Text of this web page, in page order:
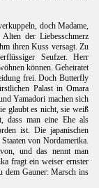
doch Madame,
der Liebesschmerz
ihren Kuss versagt. Zu
Seufzer. Herr
können. Geheiratet
frei. Doch Butterfly
Palast in Omara
Yamadori machen sich
glaubt es nicht, sie weiß
dass man eine Ehe als
ist. Die japanischen
von Nordamerika.
und das nennt man
fragt ein weiser ernster
dem Gauner: Marsch ins